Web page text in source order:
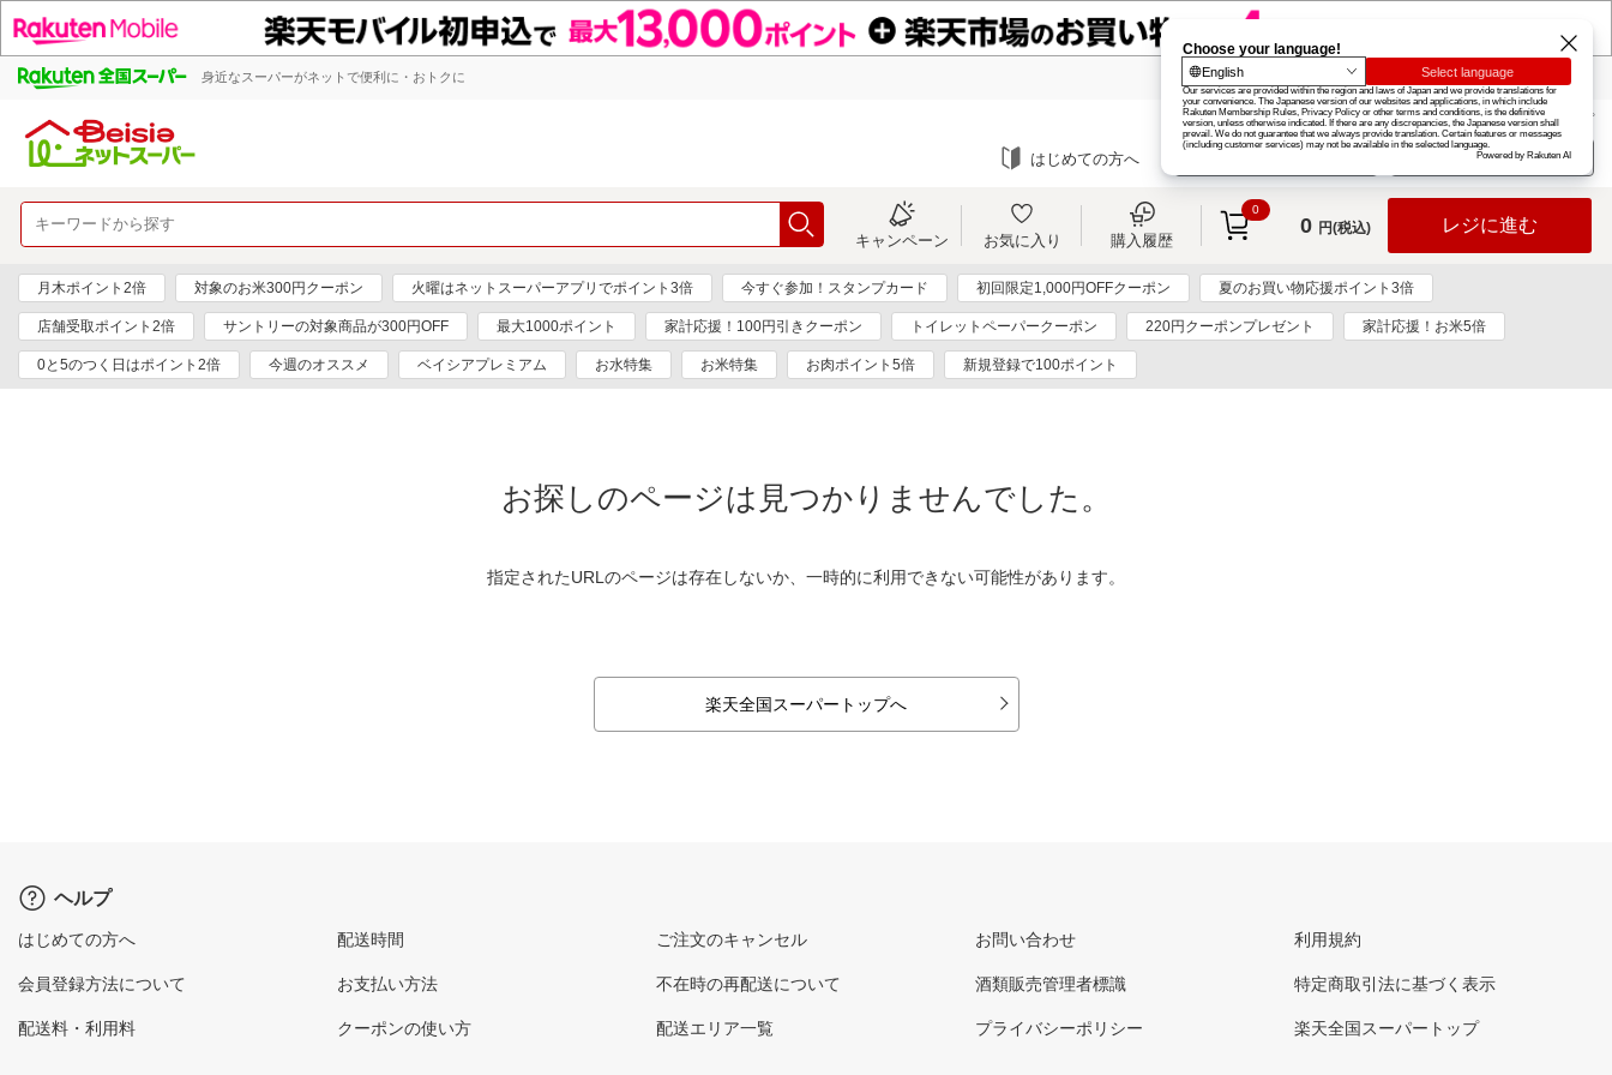
身近なスーパーがネットで便利に・おトクに 楽天グループ カード
お知らせ ヘルプ
はじめての方へ ログイン
キャンペーン お気に入り 購入履歴
0
0 円(税込) レジに進む
月木ポイント2倍 対象のお米300円クーポン 火曜はネットスーパーアプリでポイント3倍 今すぐ参加！スタンプカード 初回限定1,000円OFFクーポン 夏のお買い物応援ポイント3倍
店舗受取ポイント2倍 サントリーの対象商品が300円OFF 最大1000ポイント 家計応援！100円引きクーポン トイレットペーパークーポン 220円クーポンプレゼント 家計応援！お米5倍
0と5のつく日はポイント2倍 今週のオススメ ベイシアプレミアム お水特集 お米特集 お肉ポイント5倍 新規登録で100ポイント
お探しのページは見つかりませんでした。
指定されたURLのページは存在しないか、一時的に利用できない可能性があります。
楽天全国スーパートップへ
ヘルプ
はじめての方へ
会員登録方法について
配送料・利用料
配送時間
お支払い方法
クーポンの使い方
ご注文のキャンセル
不在時の再配送について
配送エリア一覧
お問い合わせ
酒類販売管理者標識
プライバシーポリシー
利用規約
特定商取引法に基づく表示
楽天全国スーパートップ